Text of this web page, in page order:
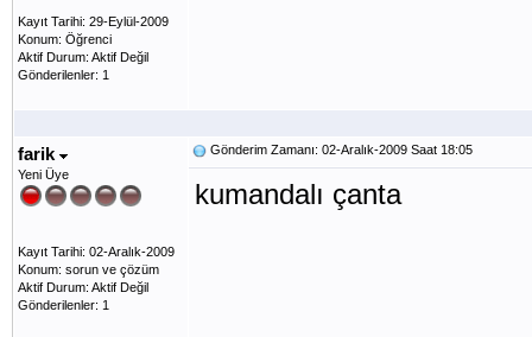
Kayıt Tarihi: 29-Eylül-2009
Konum: Öğrenci
Aktif Durum: Aktif Değil
Gönderilenler: 1
farik
Yeni Üye
Kayıt Tarihi: 02-Aralık-2009
Konum: sorun ve çözüm
Aktif Durum: Aktif Değil
Gönderilenler: 1
Gönderim Zamanı: 02-Aralık-2009 Saat 18:05
kumandalı çanta